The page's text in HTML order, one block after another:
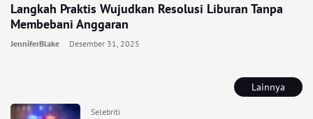
Lainnya
Selebriti
Langkah Praktis Wujudkan Resolusi Liburan Tanpa
Membebani Anggaran
JenniferBlake Desember 31, 2025